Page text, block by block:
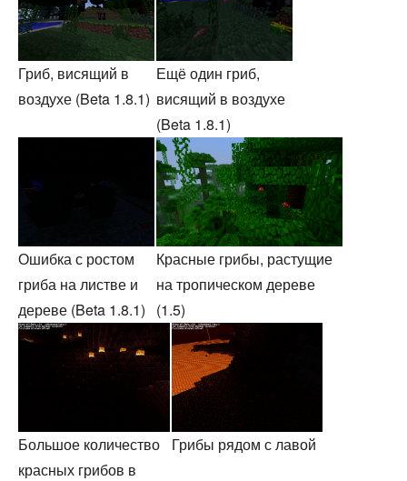
Гриб, висящий в
воздухе (Beta 1.8.1)
Ещё один гриб,
висящий в воздухе
(Beta 1.8.1)
Ошибка с ростом
гриба на листве и
дереве (Beta 1.8.1)
Красные грибы, растущие
на тропическом дереве
(1.5)
Большое количество
красных грибов в
Грибы рядом с лавой